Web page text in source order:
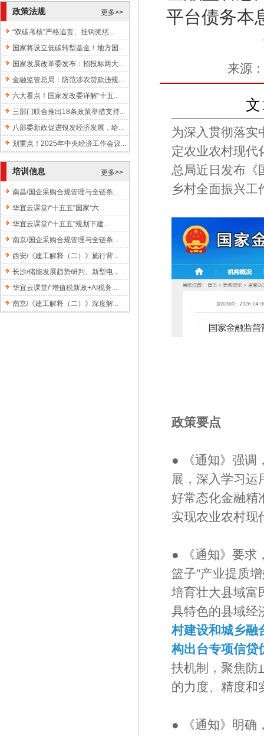
更多>>
政策法规
“双碳考核”严格追责、挂钩奖惩...
国家将设立低碳转型基金！地方国...
国家发展改革委发布：招投标两大...
金融监管总局：防范涉农贷款违规...
六大看点！国家发改委详解“十五...
三部门联合推出18条政策举措支持...
八部委新政促进银发经济发展，给...
划重点！2025年中央经济工作会议...
更多>>
培训信息
南昌/国企采购合规管理与全链条...
华宜云课堂/“十五五”国家“六...
华宜云课堂/“十五五”规划下建...
南京/国企采购合规管理与全链条...
西安/《建工解释（二）》施行背...
长沙/储能发展趋势研判、新型电...
华宜云课堂/“增值税新政+AI税务...
南京/《建工解释（二）》深度解...
平台债务本
来源：
为深入贯彻落实
定农业农村现代
总局近日发布《
乡村全面振兴工
政策要点
● 《通知》强调
展，深入学习运
好常态化金融精
实现农业农村现
● 《通知》要求
篮子”产业提质
培育壮大县域富
具特色的县域经
村建设和城乡融
构出台专项信贷
扶机制，聚焦防
的力度、精度和
● 《通知》明确